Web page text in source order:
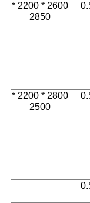
2600 * 2200 *
2850
2800 * 2200 *
2500